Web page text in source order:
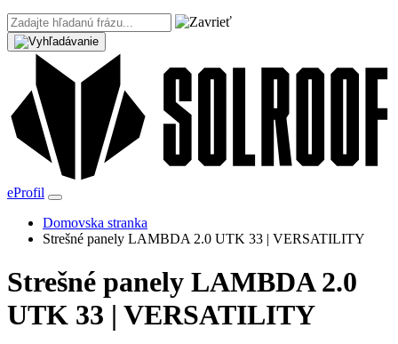
eProfil
Domovska stranka
Strešné panely LAMBDA 2.0 UTK 33 | VERSATILITY
Strešné panely LAMBDA 2.0
UTK 33 | VERSATILITY